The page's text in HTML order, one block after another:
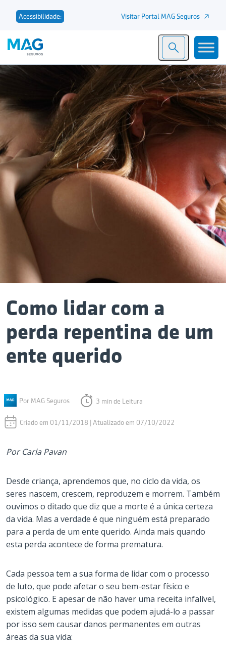
Acessibilidade: Visitar Portal MAG Seguros
Como lidar com a
perda repentina de um
ente querido
Por MAG Seguros 3 min de Leitura
Criado em 01/11/2018 | Atualizado em 07/10/2022
Por Carla Pavan
Desde criança, aprendemos que, no ciclo da vida, os
seres nascem, crescem, reproduzem e morrem. Também
ouvimos o ditado que diz que a morte é a única certeza
da vida. Mas a verdade é que ninguém está preparado
para a perda de um ente querido. Ainda mais quando
esta perda acontece de forma prematura.
Cada pessoa tem a sua forma de lidar com o processo
de luto, que pode afetar o seu bem-estar físico e
psicológico. E apesar de não haver uma receita infalível,
existem algumas medidas que podem ajudá-lo a passar
por isso sem causar danos permanentes em outras
áreas da sua vida: